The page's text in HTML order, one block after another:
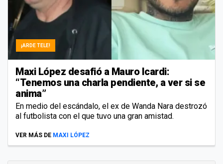
¡ARDE TELE!
Maxi López desafió a Mauro Icardi:
“Tenemos una charla pendiente, a ver si se
anima”
En medio del escándalo, el ex de Wanda Nara destrozó
al futbolista con el que tuvo una gran amistad.
VER MÁS DE MAXI LÓPEZ